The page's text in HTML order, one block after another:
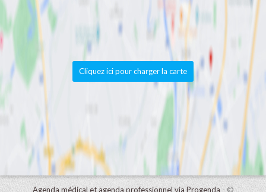
Cliquez ici pour charger la carte
Agenda médical et agenda professionnel via Progenda- ©